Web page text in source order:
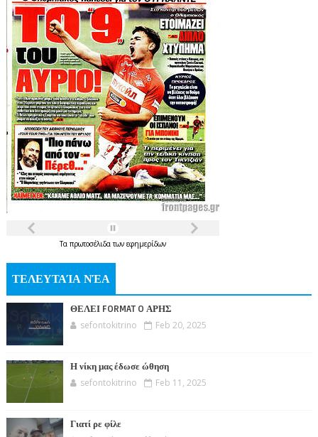
Τα πρωτοσέλιδατων εφημερίδων
ΤΕΛΕΥΤΑΊΑ ΝΈΑ
ΘΕΛΕΙ FORMAT O ΑΡΗΣ
sefontokitrino Feb 20, 2025
Η νίκη μας έδωσε ώθηση
sefontokitrino Feb 11, 2025
Γιατί ρε φίλε